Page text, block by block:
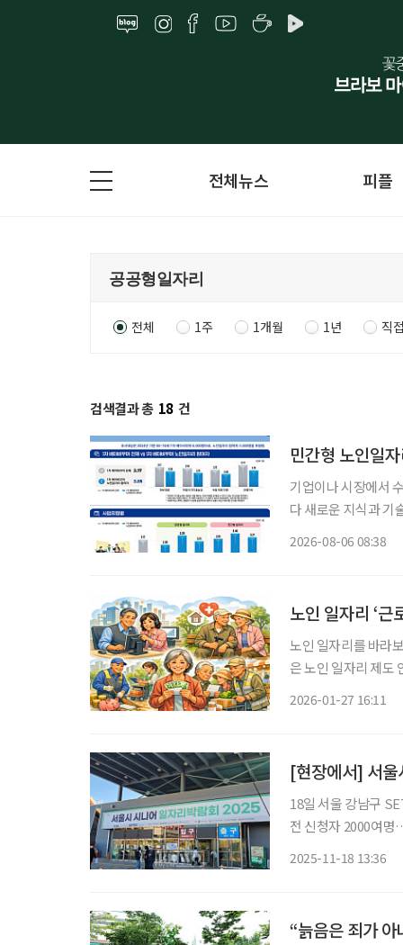
전체뉴스 피플
전체 1주 1개월 1년 직
검색결과 총 18 건
민간형 노인일
기업이나 시장에서
다 새로운 지식과 기
2026-08-06 08:38
노인 일자리 ‘근
노인 일자리를 바라
은 노인 일자리 제도
2026-01-27 16:11
18일 서울 강남구
전 신청자 2000여명
2025-11-18 13:36